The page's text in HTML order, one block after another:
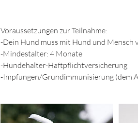
Voraussetzungen zur Teilnahme:
-Dein Hund muss mit Hund und Mensch
-Mindestalter: 4 Monate
-Hundehalter-Haftpflichtversicherung
-Impfungen/Grundimmunisierung (dem